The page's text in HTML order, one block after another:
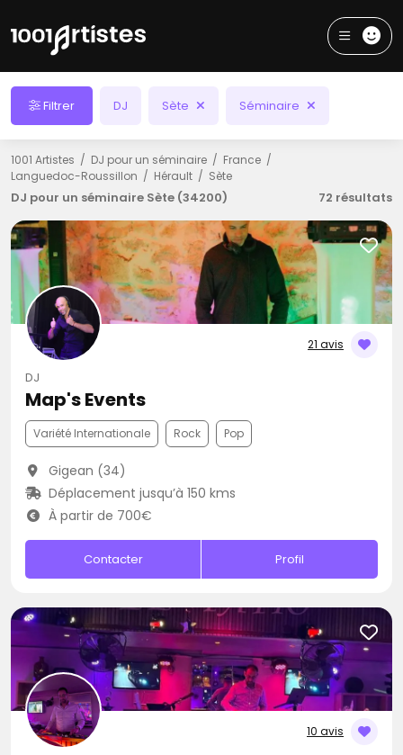
Filtrer DJ Sète Séminaire
1001 Artistes DJ pour un séminaire
France
Languedoc-Roussillon
Hérault Sète
DJ pour un séminaire Sète (34200) 72 résultats
21 avis
DJ
Map's Events
Variété Internationale Rock Pop
Gigean (34)
Déplacement jusqu’à 150 kms
À partir de 700€
Contacter Profil
10 avis